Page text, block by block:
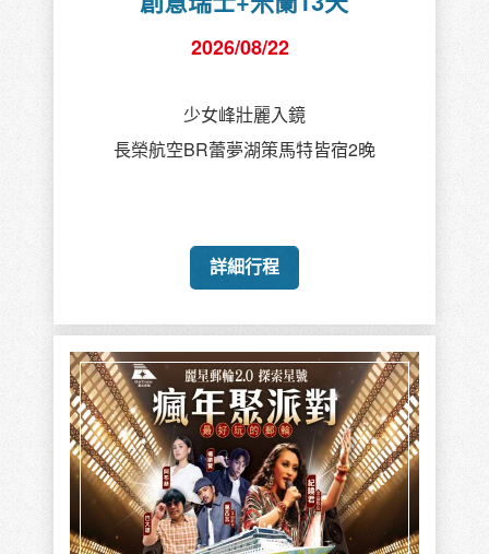
2026/08/22
少女峰壯麗入鏡
長榮航空BR蕾夢湖策馬特皆宿2晚
詳細行程